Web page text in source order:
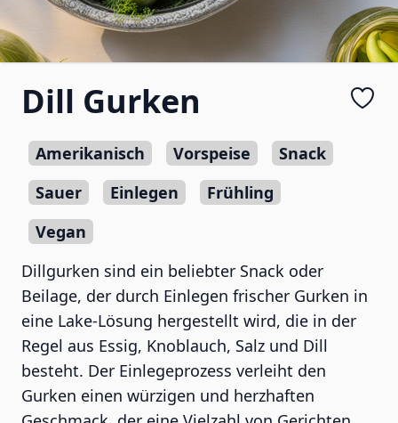
Dill Gurken
Amerikanisch Vorspeise
Snack
Sauer
Einlegen
Frühling
Vegan
Dillgurken sind ein beliebter Snack oder
Beilage, der durch Einlegen frischer Gurken in
eine Lake-Lösung hergestellt wird, die in der
Regel aus Essig, Knoblauch, Salz und Dill
besteht. Der Einlegeprozess verleiht den
Gurken einen würzigen und herzhaften